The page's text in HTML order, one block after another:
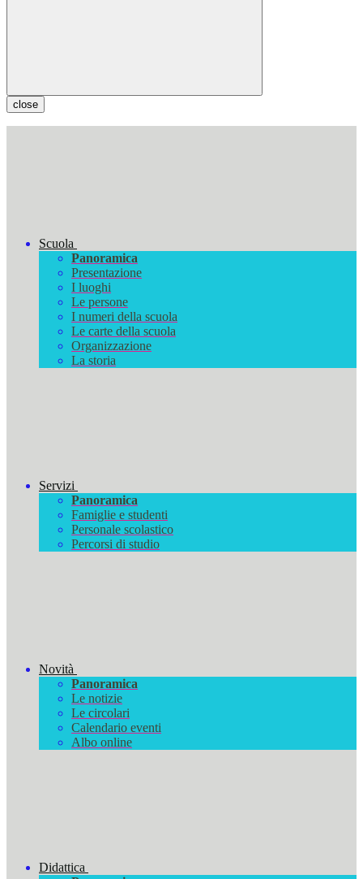
close
Scuola
Panoramica
Presentazione
I luoghi
Le persone
I numeri della scuola
Le carte della scuola
Organizzazione
La storia
Servizi
Panoramica
Famiglie e studenti
Personale scolastico
Percorsi di studio
Novità
Panoramica
Le notizie
Le circolari
Calendario eventi
Albo online
Didattica